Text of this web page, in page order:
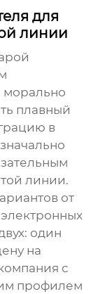
для
линии
морально
плавный
в
линии.
от
один
на
с
профилем